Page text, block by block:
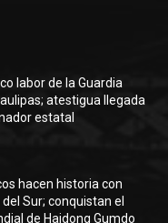
labor de la Guardia
atestigua llegada
estatal
hacen historia con
Sur; conquistan el
de Haidong Gumdo